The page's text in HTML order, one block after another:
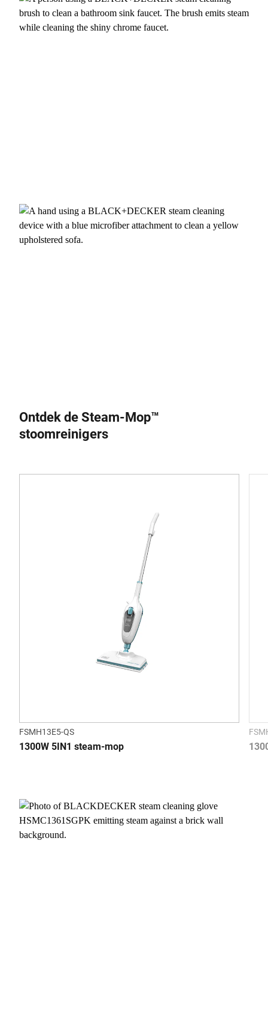
Ontdek de Steam-Mop™
stoomreinigers
FSMH13E5-QS
1300W 5IN1 steam-mop